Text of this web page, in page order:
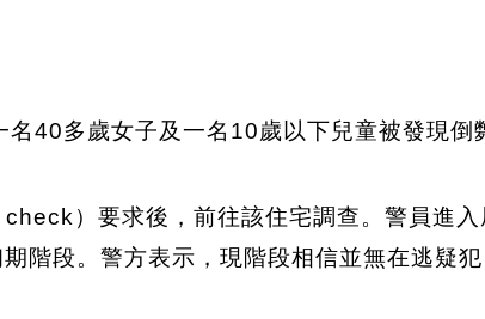
40多歲女子及一名10歲以下兒童被發現倒
）要求後，前往該住宅調查。警員進入
階段。警方表示，現階段相信並無在逃疑